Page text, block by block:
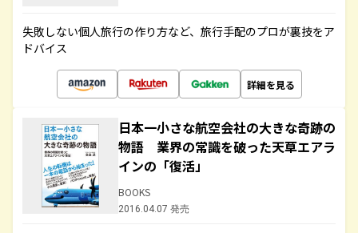
失敗しない個人旅行の作り方など、旅行手配のプロが裏技をア
ドバイス
詳細を見る
日本一小さな航空会社の大きな奇跡の
物語 業界の常識を破った天草エアラ
インの「復活」
BOOKS
2016.04.07 発売